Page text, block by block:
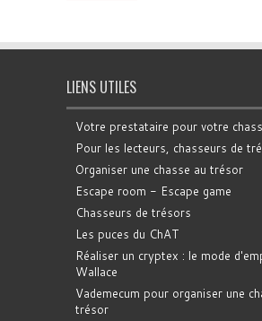
LIENS UTILES
Votre prestataire pour votre
Pour les lecteurs, chasseurs de
Organiser une chasse au trésor
Escape room - Escape game
Chasseurs de trésors
Les puces du ChAT
Réaliser un cryptex : le mode
Wallace
Vademecum pour organiser une
trésor